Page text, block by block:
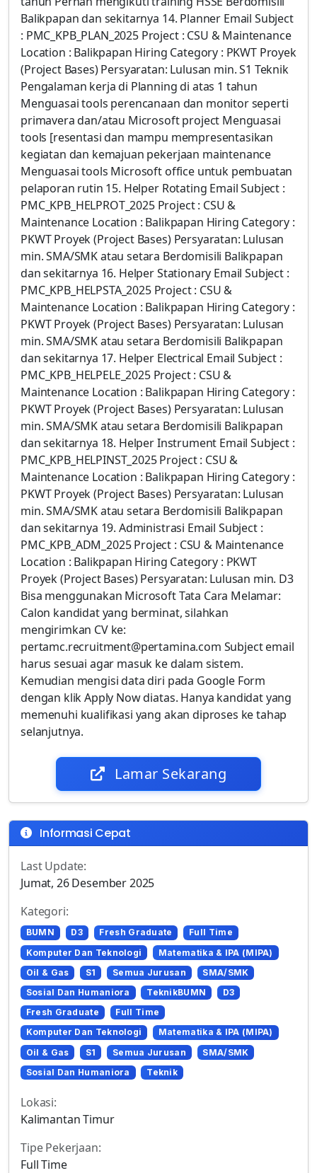
Balikpapan dan sekitarnya 14. Planner Email Subject
: PMC_KPB_PLAN_2025 Project : CSU & Maintenance
Location : Balikpapan Hiring Category : PKWT Proyek
(Project Bases) Persyaratan: Lulusan min. S1 Teknik
Pengalaman kerja di Planning di atas 1 tahun
Menguasai tools perencanaan dan monitor seperti
primavera dan/atau Microsoft project Menguasai
tools [resentasi dan mampu mempresentasikan
kegiatan dan kemajuan pekerjaan maintenance
Menguasai tools Microsoft office untuk pembuatan
pelaporan rutin 15. Helper Rotating Email Subject :
PMC_KPB_HELPROT_2025 Project : CSU &
Maintenance Location : Balikpapan Hiring Category :
PKWT Proyek (Project Bases) Persyaratan: Lulusan
min. SMA/SMK atau setara Berdomisili Balikpapan
dan sekitarnya 16. Helper Stationary Email Subject :
PMC_KPB_HELPSTA_2025 Project : CSU &
Maintenance Location : Balikpapan Hiring Category :
PKWT Proyek (Project Bases) Persyaratan: Lulusan
min. SMA/SMK atau setara Berdomisili Balikpapan
dan sekitarnya 17. Helper Electrical Email Subject :
PMC_KPB_HELPELE_2025 Project : CSU &
Maintenance Location : Balikpapan Hiring Category :
PKWT Proyek (Project Bases) Persyaratan: Lulusan
min. SMA/SMK atau setara Berdomisili Balikpapan
dan sekitarnya 18. Helper Instrument Email Subject :
PMC_KPB_HELPINST_2025 Project : CSU &
Maintenance Location : Balikpapan Hiring Category :
PKWT Proyek (Project Bases) Persyaratan: Lulusan
min. SMA/SMK atau setara Berdomisili Balikpapan
dan sekitarnya 19. Administrasi Email Subject :
PMC_KPB_ADM_2025 Project : CSU & Maintenance
Location : Balikpapan Hiring Category : PKWT
Proyek (Project Bases) Persyaratan: Lulusan min. D3
Bisa menggunakan Microsoft Tata Cara Melamar:
Calon kandidat yang berminat, silahkan
mengirimkan CV ke:
pertamc.recruitment@pertamina.com Subject email
harus sesuai agar masuk ke dalam sistem.
Kemudian mengisi data diri pada Google Form
dengan klik Apply Now diatas. Hanya kandidat yang
memenuhi kualifikasi yang akan diproses ke tahap
selanjutnya.
Lamar Sekarang
Informasi Cepat
Last Update:
Jumat, 26 Desember 2025
Kategori:
BUMN D3 Fresh Graduate
Full Time
Komputer Dan Teknologi
Matematika & IPA (MIPA)
Oil & Gas
S1 Semua Jurusan
SMA/SMK
Sosial Dan Humaniora
TeknikBUMN
D3
Fresh Graduate
Full Time
Komputer Dan Teknologi
Matematika & IPA (MIPA)
Oil & Gas
S1 Semua Jurusan
SMA/SMK
Sosial Dan Humaniora
Teknik
Lokasi:
Kalimantan Timur
Tipe Pekerjaan:
Full Time